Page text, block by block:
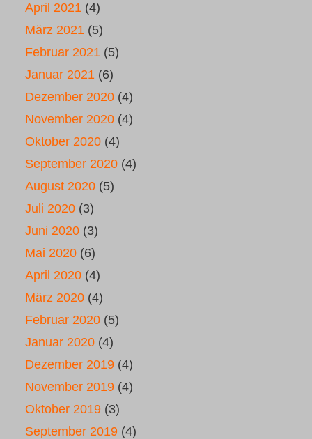
April 2021 (4)
März 2021 (5)
Februar 2021 (5)
Januar 2021 (6)
Dezember 2020 (4)
November 2020 (4)
Oktober 2020 (4)
September 2020 (4)
August 2020 (5)
Juli 2020 (3)
Juni 2020 (3)
Mai 2020 (6)
April 2020 (4)
März 2020 (4)
Februar 2020 (5)
Januar 2020 (4)
Dezember 2019 (4)
November 2019 (4)
Oktober 2019 (3)
September 2019 (4)